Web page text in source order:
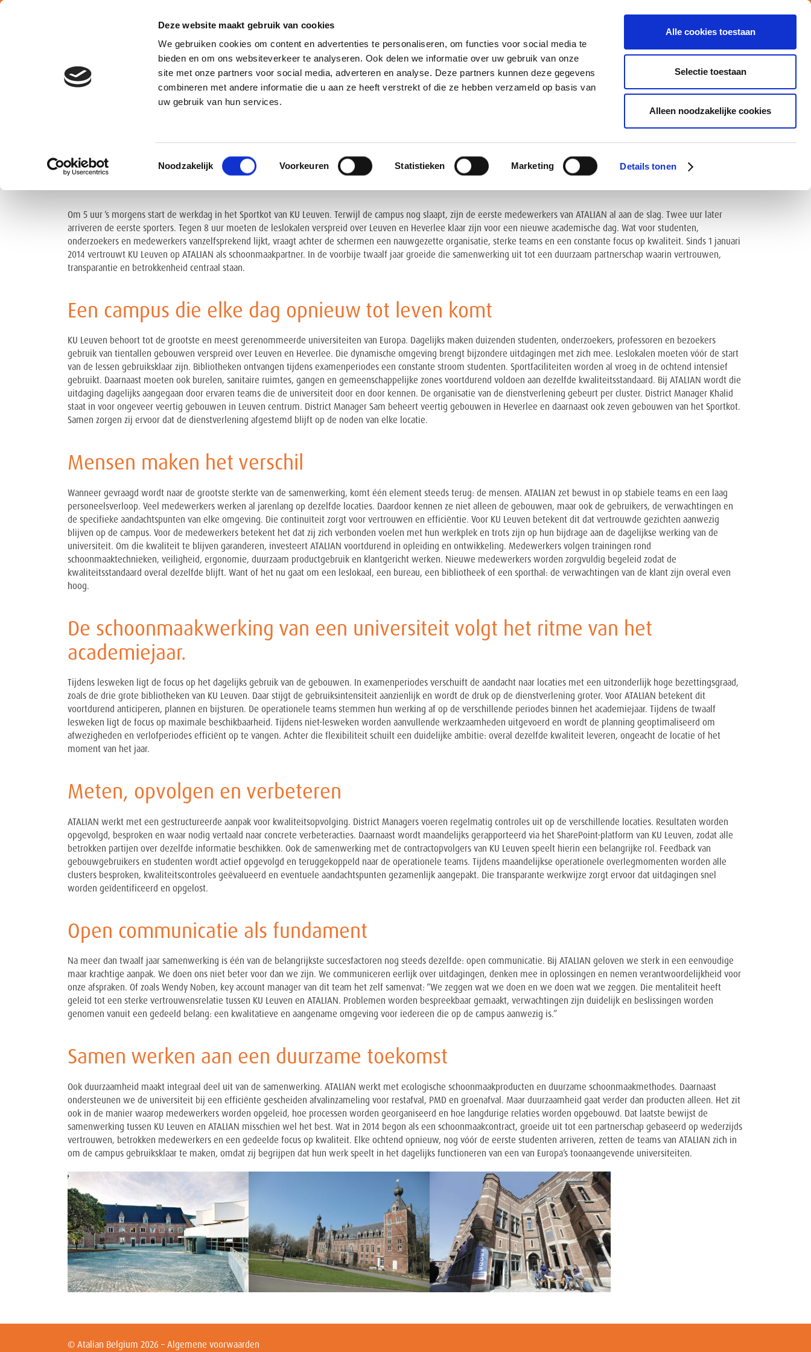
Deze website maakt gebruik van cookies
We gebruiken cookies om content en advertenties te personaliseren, om functies voor social media te
bieden en om ons websiteverkeer te analyseren. Ook delen we informatie over uw gebruik van onze
site met onze partners voor social media, adverteren en analyse. Deze partners kunnen deze gegevens
combineren met andere informatie die u aan ze heeft verstrekt of die ze hebben verzameld op basis van
uw gebruik van hun services.
Toestemmingsselectie
Noodzakelijk Voorkeuren Statistieken Marketing Details tonen
Alle cookies toestaan
Selectie toestaan
Alleen noodzakelijke cookies
Vacatures Nieuws MY ATALIAN
Belgium
HOE ATALIAN DAGELIJKS MEER DAN 80 GEBOUWEN VAN KU LEUVEN
GEBRUIKSKLAAR MAAKT
Om 5 uur ’s morgens start de werkdag in het Sportkot van KU Leuven. Terwijl de campus nog slaapt, zijn de eerste medewerkers van ATALIAN al aan de slag. Twee uur later
arriveren de eerste sporters. Tegen 8 uur moeten de leslokalen verspreid over Leuven en Heverlee klaar zijn voor een nieuwe academische dag. Wat voor studenten,
onderzoekers en medewerkers vanzelfsprekend lijkt, vraagt achter de schermen een nauwgezette organisatie, sterke teams en een constante focus op kwaliteit. Sinds 1 januari
2014 vertrouwt KU Leuven op ATALIAN als schoonmaakpartner. In de voorbije twaalf jaar groeide die samenwerking uit tot een duurzaam partnerschap waarin vertrouwen,
transparantie en betrokkenheid centraal staan.
Een campus die elke dag opnieuw tot leven komt
KU Leuven behoort tot de grootste en meest gerenommeerde universiteiten van Europa. Dagelijks maken duizenden studenten, onderzoekers, professoren en bezoekers
gebruik van tientallen gebouwen verspreid over Leuven en Heverlee. Die dynamische omgeving brengt bijzondere uitdagingen met zich mee. Leslokalen moeten vóór de start
van de lessen gebruiksklaar zijn. Bibliotheken ontvangen tijdens examenperiodes een constante stroom studenten. Sportfaciliteiten worden al vroeg in de ochtend intensief
gebruikt. Daarnaast moeten ook burelen, sanitaire ruimtes, gangen en gemeenschappelijke zones voortdurend voldoen aan dezelfde kwaliteitsstandaard. Bij ATALIAN wordt die
uitdaging dagelijks aangegaan door ervaren teams die de universiteit door en door kennen. De organisatie van de dienstverlening gebeurt per cluster. District Manager Khalid
staat in voor ongeveer veertig gebouwen in Leuven centrum. District Manager Sam beheert veertig gebouwen in Heverlee en daarnaast ook zeven gebouwen van het Sportkot.
Samen zorgen zij ervoor dat de dienstverlening afgestemd blijft op de noden van elke locatie.
Mensen maken het verschil
Wanneer gevraagd wordt naar de grootste sterkte van de samenwerking, komt één element steeds terug: de mensen. ATALIAN zet bewust in op stabiele teams en een laag
personeelsverloop. Veel medewerkers werken al jarenlang op dezelfde locaties. Daardoor kennen ze niet alleen de gebouwen, maar ook de gebruikers, de verwachtingen en
de specifieke aandachtspunten van elke omgeving. Die continuïteit zorgt voor vertrouwen en efficiëntie. Voor KU Leuven betekent dit dat vertrouwde gezichten aanwezig
blijven op de campus. Voor de medewerkers betekent het dat zij zich verbonden voelen met hun werkplek en trots zijn op hun bijdrage aan de dagelijkse werking van de
universiteit. Om die kwaliteit te blijven garanderen, investeert ATALIAN voortdurend in opleiding en ontwikkeling. Medewerkers volgen trainingen rond
schoonmaaktechnieken, veiligheid, ergonomie, duurzaam productgebruik en klantgericht werken. Nieuwe medewerkers worden zorgvuldig begeleid zodat de
kwaliteitsstandaard overal dezelfde blijft. Want of het nu gaat om een leslokaal, een bureau, een bibliotheek of een sporthal: de verwachtingen van de klant zijn overal even
hoog.
De schoonmaakwerking van een universiteit volgt het ritme van het
academiejaar.
Tijdens lesweken ligt de focus op het dagelijks gebruik van de gebouwen. In examenperiodes verschuift de aandacht naar locaties met een uitzonderlijk hoge bezettingsgraad,
zoals de drie grote bibliotheken van KU Leuven. Daar stijgt de gebruiksintensiteit aanzienlijk en wordt de druk op de dienstverlening groter. Voor ATALIAN betekent dit
voortdurend anticiperen, plannen en bijsturen. De operationele teams stemmen hun werking af op de verschillende periodes binnen het academiejaar. Tijdens de twaalf
lesweken ligt de focus op maximale beschikbaarheid. Tijdens niet-lesweken worden aanvullende werkzaamheden uitgevoerd en wordt de planning geoptimaliseerd om
afwezigheden en verlofperiodes efficiënt op te vangen. Achter die flexibiliteit schuilt een duidelijke ambitie: overal dezelfde kwaliteit leveren, ongeacht de locatie of het
moment van het jaar.
Meten, opvolgen en verbeteren
ATALIAN werkt met een gestructureerde aanpak voor kwaliteitsopvolging. District Managers voeren regelmatig controles uit op de verschillende locaties. Resultaten worden
opgevolgd, besproken en waar nodig vertaald naar concrete verbeteracties. Daarnaast wordt maandelijks gerapporteerd via het SharePoint-platform van KU Leuven, zodat alle
betrokken partijen over dezelfde informatie beschikken. Ook de samenwerking met de contractopvolgers van KU Leuven speelt hierin een belangrijke rol. Feedback van
gebouwgebruikers en studenten wordt actief opgevolgd en teruggekoppeld naar de operationele teams. Tijdens maandelijkse operationele overlegmomenten worden alle
clusters besproken, kwaliteitscontroles geëvalueerd en eventuele aandachtspunten gezamenlijk aangepakt. Die transparante werkwijze zorgt ervoor dat uitdagingen snel
worden geïdentificeerd en opgelost.
Open communicatie als fundament
Na meer dan twaalf jaar samenwerking is één van de belangrijkste succesfactoren nog steeds dezelfde: open communicatie. Bij ATALIAN geloven we sterk in een eenvoudige
maar krachtige aanpak. We doen ons niet beter voor dan we zijn. We communiceren eerlijk over uitdagingen, denken mee in oplossingen en nemen verantwoordelijkheid voor
onze afspraken. Of zoals Wendy Noben, key account manager van dit team het zelf samenvat: “We zeggen wat we doen en we doen wat we zeggen. Die mentaliteit heeft
geleid tot een sterke vertrouwensrelatie tussen KU Leuven en ATALIAN. Problemen worden bespreekbaar gemaakt, verwachtingen zijn duidelijk en beslissingen worden
genomen vanuit een gedeeld belang: een kwalitatieve en aangename omgeving voor iedereen die op de campus aanwezig is.”
Samen werken aan een duurzame toekomst
Ook duurzaamheid maakt integraal deel uit van de samenwerking. ATALIAN werkt met ecologische schoonmaakproducten en duurzame schoonmaakmethodes. Daarnaast
ondersteunen we de universiteit bij een efficiënte gescheiden afvalinzameling voor restafval, PMD en groenafval. Maar duurzaamheid gaat verder dan producten alleen. Het zit
ook in de manier waarop medewerkers worden opgeleid, hoe processen worden georganiseerd en hoe langdurige relaties worden opgebouwd. Dat laatste bewijst de
samenwerking tussen KU Leuven en ATALIAN misschien wel het best. Wat in 2014 begon als een schoonmaakcontract, groeide uit tot een partnerschap gebaseerd op wederzijds
vertrouwen, betrokken medewerkers en een gedeelde focus op kwaliteit. Elke ochtend opnieuw, nog vóór de eerste studenten arriveren, zetten de teams van ATALIAN zich in
om de campus gebruiksklaar te maken, omdat zij begrijpen dat hun werk speelt in het dagelijks functioneren van een van Europa’s toonaangevende universiteiten.
© Atalian Belgium 2026 – Algemene voorwaarden